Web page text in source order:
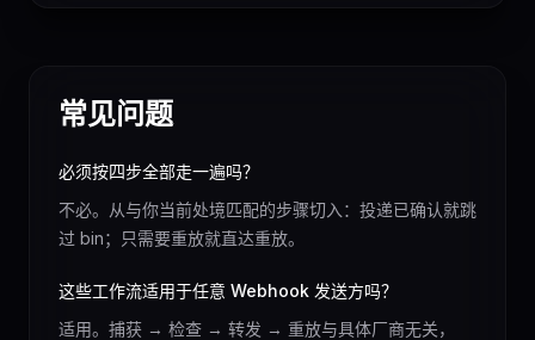
常见问题
必须按四步全部走一遍吗？
不必。从与你当前处境匹配的步骤切入：投递已确认就跳
过 bin；只需要重放就直达重放。
这些工作流适用于任意 Webhook 发送方吗？
适用。捕获 → 检查 → 转发 → 重放与具体厂商无关，